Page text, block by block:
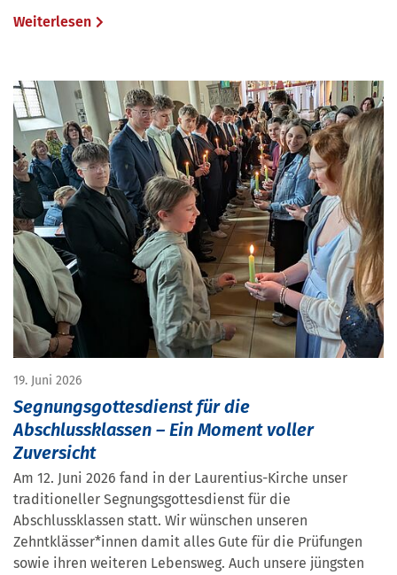
Weiterlesen
19. Juni 2026
Segnungsgottesdienst für die
Abschlussklassen – Ein Moment voller
Zuversicht
Am 12. Juni 2026 fand in der Laurentius-Kirche unser
traditioneller Segnungsgottesdienst für die
Abschlussklassen statt. Wir wünschen unseren
Zehntklässer*innen damit alles Gute für die Prüfungen
sowie ihren weiteren Lebensweg. Auch unsere jüngsten